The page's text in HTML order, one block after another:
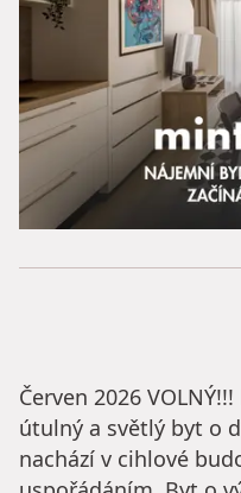
Červen 2026
útulný a světlý byt o
nachází v cihlové